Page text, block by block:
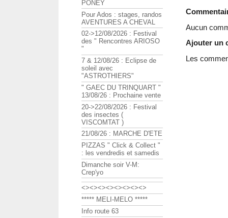
Aucun
Ajouter un
Les
PONEY
Pour Ados : stages, randos
AVENTURES A CHEVAL
02->12/08/2026 : Festival
des " Rencontres ARIOSO
"
7 & 12/08/26 : Eclipse de
soleil avec
"ASTROTHIERS"
" GAEC DU TRINQUART "
13/08/26 : Prochaine vente
20->22/08/2026 : Festival
des insectes (
VISCOMTAT )
21/08/26 : MARCHE D'ETE
PIZZAS " Click & Collect "
: les vendredis et samedis
Dimanche soir V-M:
Crep'yo
<><><><><><><><>
***** MELI-MELO *****
Info route 63